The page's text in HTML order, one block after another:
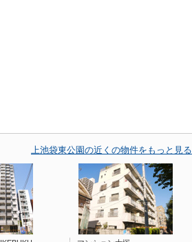
上池袋東公園の近くの物件をもっと見る